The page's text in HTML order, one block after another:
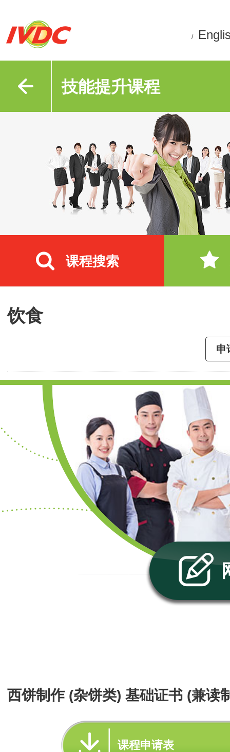
/
技能提升课程
课程搜索
饮食
申
西饼制作 (杂饼类) 基础证书 (兼读
课程申请表